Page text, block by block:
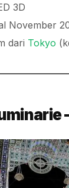
3D
November
dari Tokyo